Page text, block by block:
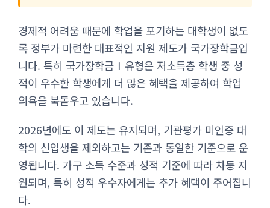
경제적 어려움 때문에 학업을 포기하는 대학생이 없도
록 정부가 마련한 대표적인 지원 제도가 국가장학금입
니다. 특히 국가장학금Ⅰ유형은 저소득층 학생 중 성
적이 우수한 학생에게 더 많은 혜택을 제공하여 학업
의욕을 북돋우고 있습니다.
2026년에도 이 제도는 유지되며, 기관평가 미인증 대
학의 신입생을 제외하고는 기존과 동일한 기준으로 운
영됩니다. 가구 소득 수준과 성적 기준에 따라 차등 지
원되며, 특히 성적 우수자에게는 추가 혜택이 주어집니
다.